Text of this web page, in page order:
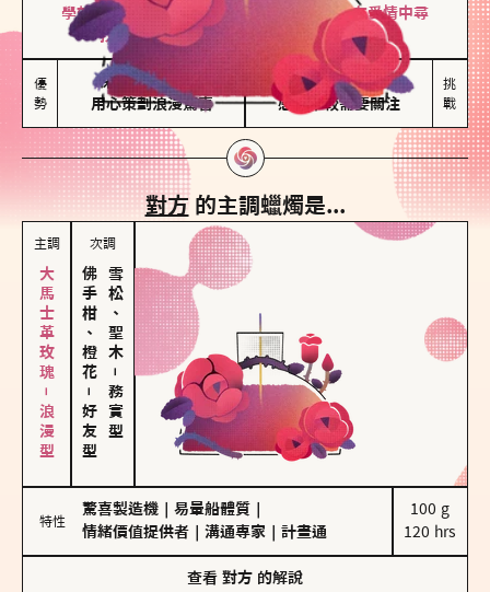
學效應，認為每次相遇都是命中註定。傾向在愛情中尋
找火花，經常表達對另一半的愛意和讚美。
優
勢
保持戀愛新鮮感
用心策劃浪漫驚喜
情緒起伏較大
感情中較需要關注
挑
戰
對方的主調蠟燭是...
主調
大馬士革玫瑰－浪漫型
次調
佛手柑、橙花
－
好友型
雪松、聖木
－
務實型
特性
驚喜製造機 易暈船體質
情緒價值提供者
溝通專家 計畫通
100 g
120 hrs
查看 對方 的解說